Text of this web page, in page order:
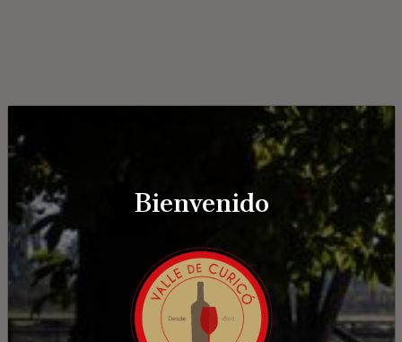
Bienvenido
Los Queñes River Lodge
Camino Los Queñes kilómetro 36, Romeral